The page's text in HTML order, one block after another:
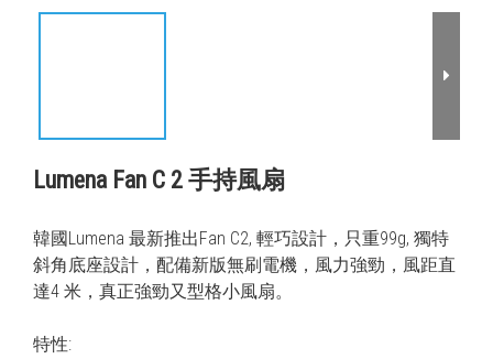
Lumena Fan C 2 手持風扇
韓國Lumena 最新推出Fan C2, 輕巧設計，只重99g, 獨特
斜角底座設計，配備新版無刷電機，風力強勁，風距直
達4 米，真正強勁又型格小風扇。
特性: